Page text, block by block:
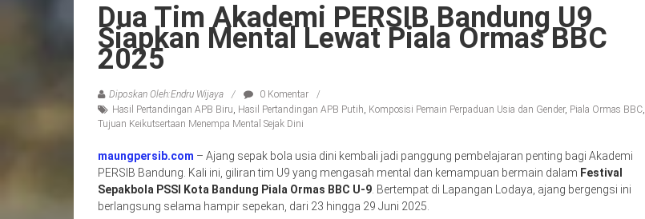
Dua Tim Akademi PERSIB Bandung U9
Siapkan Mental Lewat Piala Ormas BBC
2025
Diposkan Oleh:Endru Wijaya
0 Komentar
Hasil Pertandingan APB Biru, Hasil Pertandingan APB Putih, Komposisi Pemain Perpaduan Usia dan Gender, Piala Ormas BBC,
Tujuan Keikutsertaan Menempa Mental Sejak Dini
maungpersib.com – Ajang sepak bola usia dini kembali jadi panggung pembelajaran penting bagi Akademi
PERSIB Bandung. Kali ini, giliran tim U9 yang mengasah mental dan kemampuan bermain dalam Festival
Sepakbola PSSI Kota Bandung Piala Ormas BBC U-9 . Bertempat di Lapangan Lodaya, ajang bergengsi ini
berlangsung selama hampir sepekan, dari 23 hingga 29 Juni 2025.